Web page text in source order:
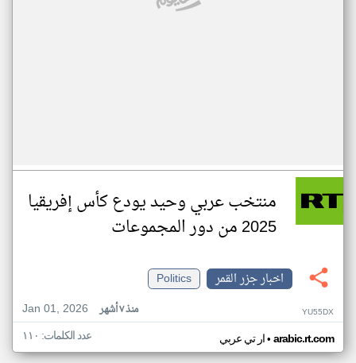
منتخب عربي وحيد يودع كأس إفريقيا
2025 من دور المجموعات
اخبار جزر القمر
Politics
Jan 01, 2026
منذ ٧ أشهر YU55DX
ار تي عربي• arabic.rt.com عدد الكلمات: ١١٠